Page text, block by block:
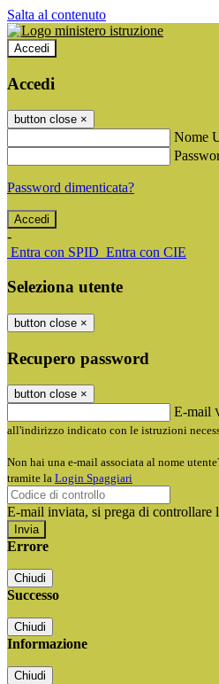
Salta al contenuto
Accedi
Accedi
button close ×
Nome
Password dimenticata?
-
Entra con SPID Entra con CIE
Seleziona utente
button close ×
Recupero password
button close ×
E-mail
all'indirizzo indicato con le istruzioni
Non hai una e-mail associata al nome
tramite la Login Spaggiari
E-mail inviata, si prega di controllare
Errore
Chiudi
Successo
Chiudi
Informazione
Chiudi